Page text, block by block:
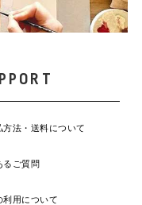
方法・送料について
るご質問
利用について